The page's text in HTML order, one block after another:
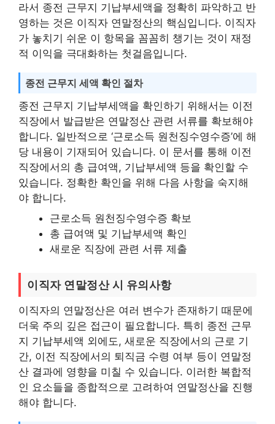
라서 종전 근무지 기납부세액을 정확히 파악하고 반
영하는 것은 이직자 연말정산의 핵심입니다. 이직자
가 놓치기 쉬운 이 항목을 꼼꼼히 챙기는 것이 재정
적 이익을 극대화하는 첫걸음입니다.
종전 근무지 세액 확인 절차
종전 근무지 기납부세액을 확인하기 위해서는 이전
직장에서 발급받은 연말정산 관련 서류를 확보해야
합니다. 일반적으로 ‘근로소득 원천징수영수증’에 해
당 내용이 기재되어 있습니다. 이 문서를 통해 이전
직장에서의 총 급여액, 기납부세액 등을 확인할 수
있습니다. 정확한 확인을 위해 다음 사항을 숙지해
야 합니다.
근로소득 원천징수영수증 확보
총 급여액 및 기납부세액 확인
새로운 직장에 관련 서류 제출
이직자 연말정산 시 유의사항
이직자의 연말정산은 여러 변수가 존재하기 때문에
더욱 주의 깊은 접근이 필요합니다. 특히 종전 근무
지 기납부세액 외에도, 새로운 직장에서의 근로 기
간, 이전 직장에서의 퇴직금 수령 여부 등이 연말정
산 결과에 영향을 미칠 수 있습니다. 이러한 복합적
인 요소들을 종합적으로 고려하여 연말정산을 진행
해야 합니다.